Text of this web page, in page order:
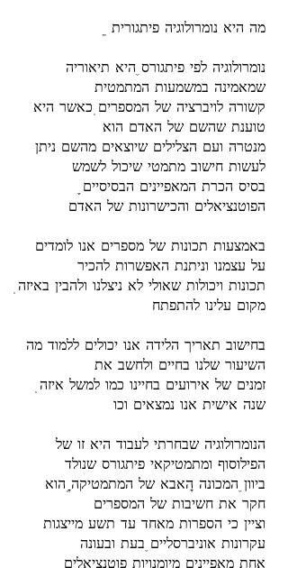
? מה היא נומרולוגיה פיתגורית
נומרולוגיה לפי פיתגורס, היא תיאוריה
שמאמינה במשמעות המתמטית
קשורה לויברציה של המספרים. כאשר היא
טוענת שהשם של האדם הוא
מנטרה ועם הצלילים שיוצאים מהשם ניתן
לעשות חישוב מתמטי שיכול לשמש
הפוטנציאלים והכישרונות של האדם
באמצעות תכונות של מספרים אנו לומדים
על עצמנו וניתנת האפשרות להכיר
מקום עלינו להתפתח
בחישוב תאריך הלידה אנו יכולים ללמוד מה
השיעור שלנו בחיים ולחשב את
שנה אישית אנו נמצאים וכו
הנומרולוגיה שבחרתי לעבוד היא זו של
הפילוסוף ומתמטיקאי פיתגורס שנולד
ביוון, המכונה "האבא של המתמטיקה". הוא
חקר את חשיבות של המספרים
וציין כי הספרות מאחד עד תשע מייצגות
עקרונות אוניברסליים, בעת ובעונה